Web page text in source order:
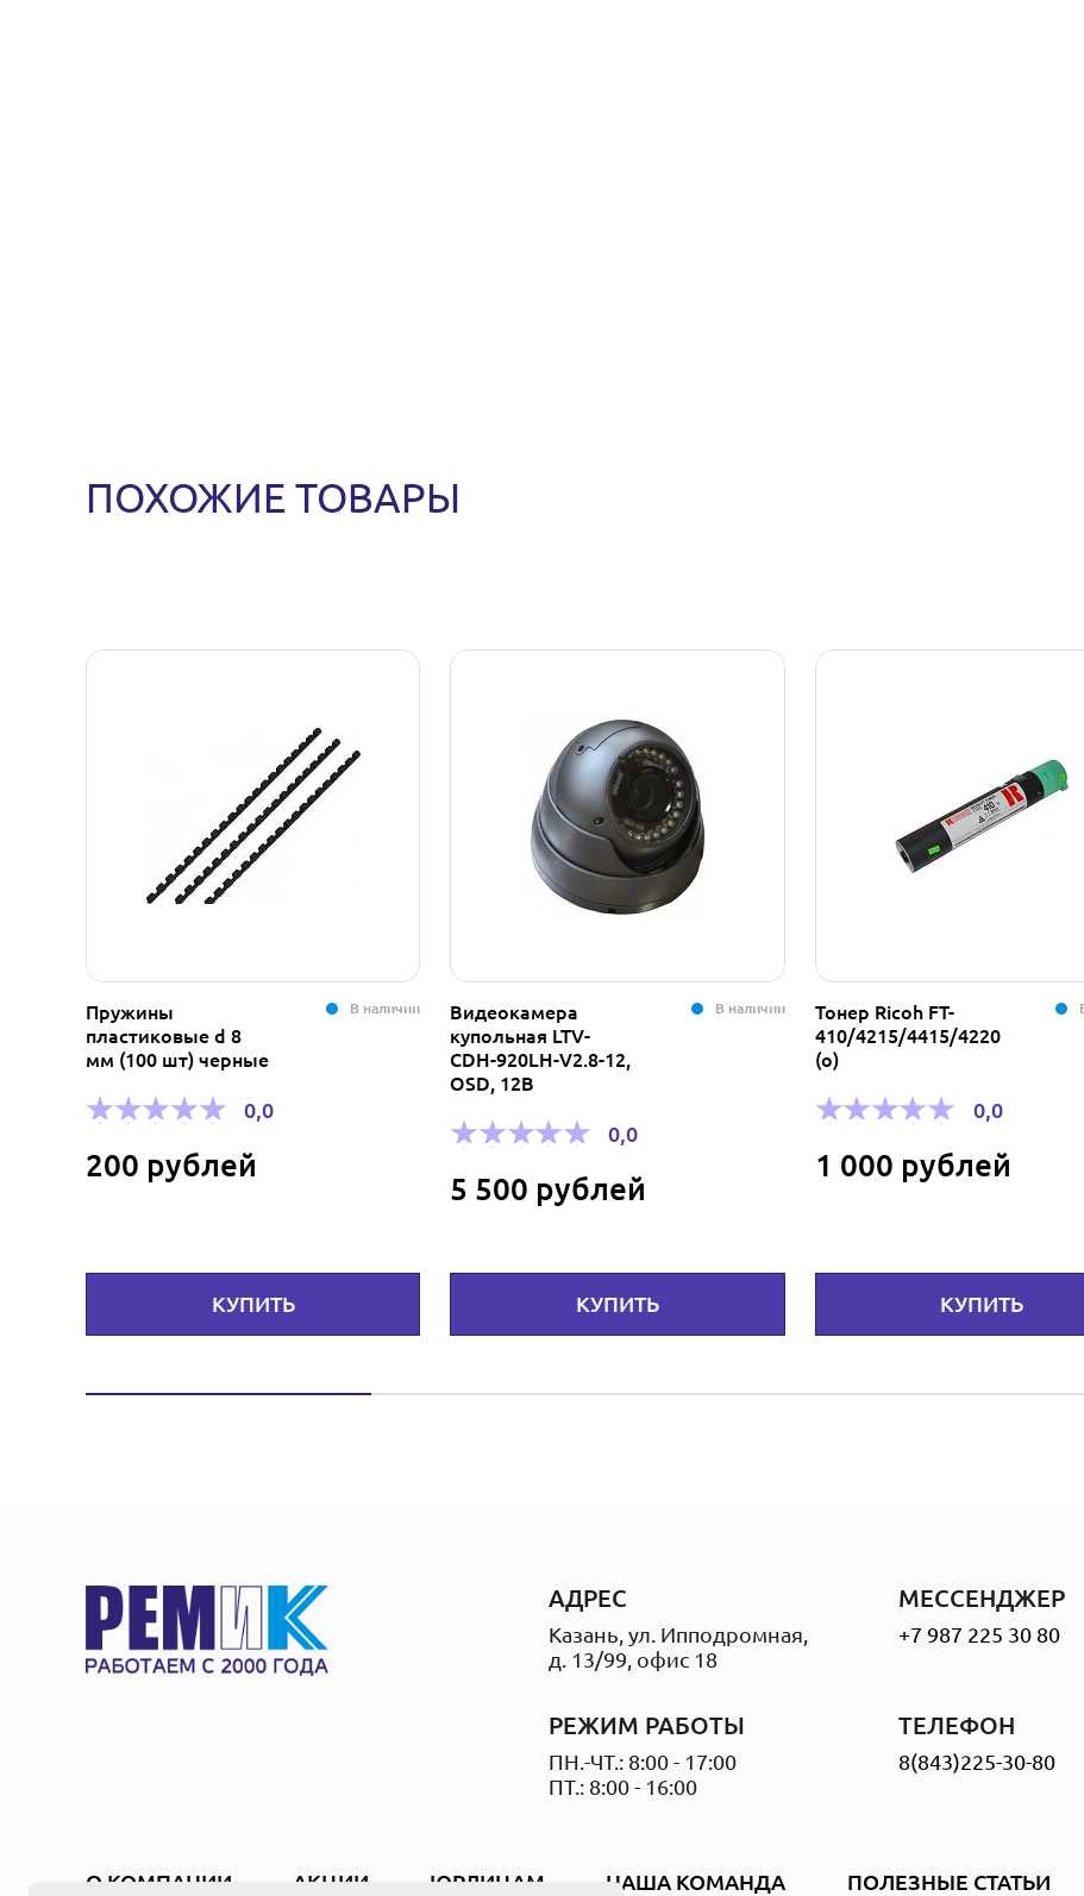
ПОХОЖИЕ ТОВАРЫ
Пружины
пластиковые d 8
мм (100 шт) черные
В наличии
0,0
200 рублей
КУПИТЬ
Видеокамера
купольная LTV-
CDH-920LH-V2.8-12,
OSD, 12B
В наличии
0,0
5 500 рублей
КУПИТЬ
Тонер Ricoh FT-
410/4215/4415/4220
(о)
0,0
1 000 рублей
КУПИТЬ
АДРЕС
Казань, ул. Ипподромная,
д. 13/99, офис 18
МЕССЕНДЖЕР
+7 987 225 30 80
РЕЖИМ РАБОТЫ
ПН.-ЧТ.: 8:00 - 17:00
ПТ.: 8:00 - 16:00
ТЕЛЕФОН
8(843)225-30-80
О КОМПАНИИ АКЦИИ ЮРЛИЦАМ НАША КОМАНДА ПОЛЕЗНЫЕ СТАТЬИ